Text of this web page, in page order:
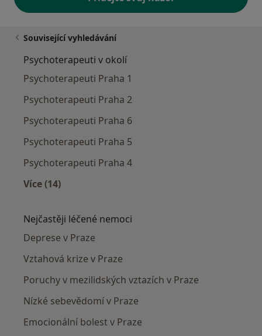
Související vyhledávání
Psychoterapeuti v okolí
Psychoterapeuti Praha 1
Psychoterapeuti Praha 2
Psychoterapeuti Praha 6
Psychoterapeuti Praha 5
Psychoterapeuti Praha 4
Více (14)
Nejčastěji léčené nemoci
Deprese v Praze
Vztahová krize v Praze
Poruchy v mezilidských vztazích v Praze
Nízké sebevědomí v Praze
Emocionální bolest v Praze